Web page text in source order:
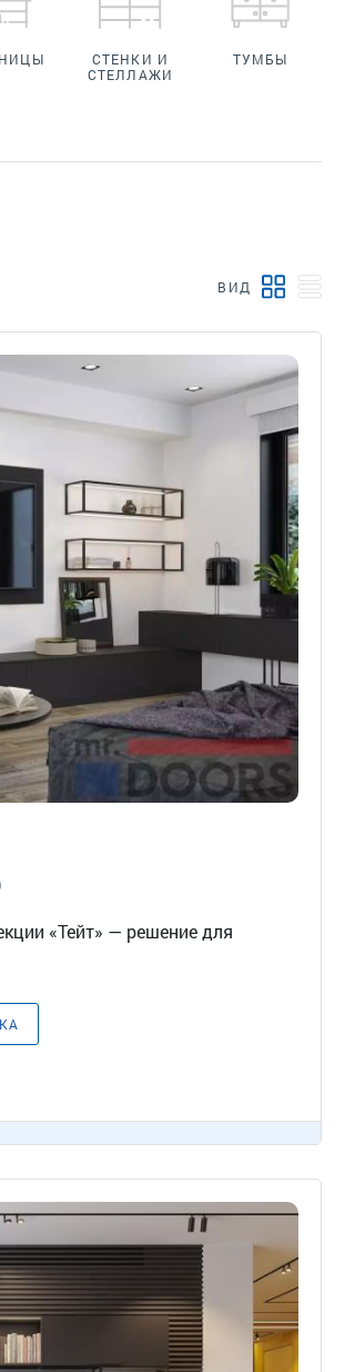
СТЕНКИ И
СТЕЛЛАЖИ
ТУМБЫ
ВИД
«Тейт» — решение для